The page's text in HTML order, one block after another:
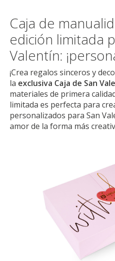
Caja de
edición limitada
Valentín:
¡Crea regalos sinceros y
la exclusiva Caja de San
materiales de primera
limitada es perfecta para
personalizados para San
amor de la forma más